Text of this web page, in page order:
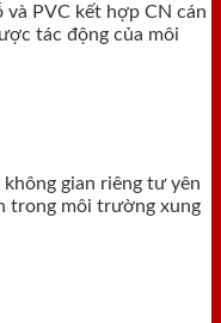
PVC kết hợp CN cán
tác động của môi
gian riêng tư yên
trong môi trường xung